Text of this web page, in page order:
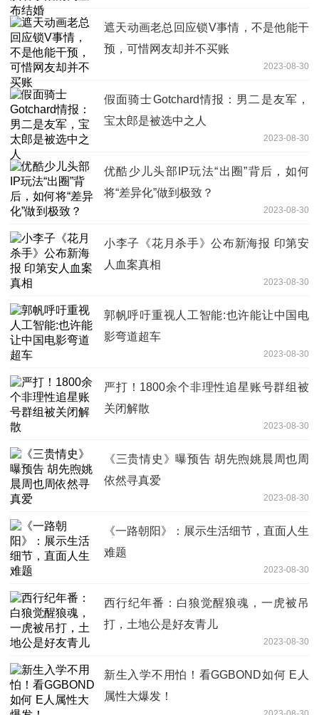
遮天动画老总回应锁V事情，不是他能干
预，可惜网友却并不买账
2023-08-30
假面骑士Gotchard情报：男二是友军，
宝太郎是被选中之人
2023-08-30
优酷少儿头部IP玩法“出圈”背后，如何
将“差异化”做到极致？
2023-08-30
小李子《花月杀手》公布新海报 印第安
人血案真相
2023-08-30
郭帆呼吁重视人工智能:也许能让中国电
影弯道超车
2023-08-30
严打！1800余个非理性追星账号群组被
关闭解散
2023-08-30
《三贵情史》曝预告 胡先煦姚晨周也周
依然寻真爱
2023-08-30
《一路朝阳》：展示生活细节，直面人生
难题
2023-08-30
西行纪年番：白狼觉醒狼魂，一虎被吊
打，土地公是好友青儿
2023-08-30
新生入学不用怕！看GGBOND如何 E人
属性大爆发！